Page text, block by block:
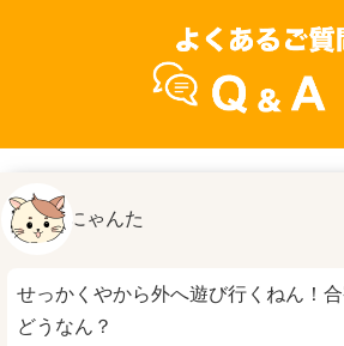
にゃんた
せっかくやから外へ遊び行くねん！
どうなん？